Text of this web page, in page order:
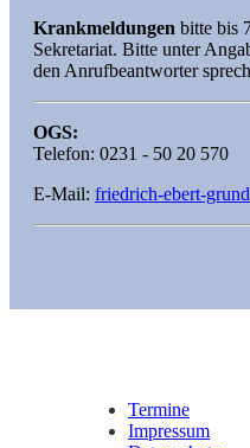
Krankmeldungen bitte bis
Sekretariat. Bitte unter
den Anrufbeantworter
OGS:
Telefon: 0231 - 50 20 570
E-Mail: friedrich-ebert-
Termine
Impressum